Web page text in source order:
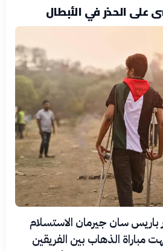
على الحذر في الأبطال
باريس سان جيرمان الاستسلام
مباراة الذهاب بين الفريقين